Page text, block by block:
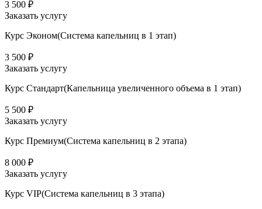
3 500 ₽
Заказать услугу
Курс Эконом(Система капельниц в 1 этап)
3 500 ₽
Заказать услугу
Курс Стандарт(Капельница увеличенного объема в 1 этап)
5 500 ₽
Заказать услугу
Курс Премиум(Система капельниц в 2 этапа)
8 000 ₽
Заказать услугу
Курс VIP(Система капельниц в 3 этапа)